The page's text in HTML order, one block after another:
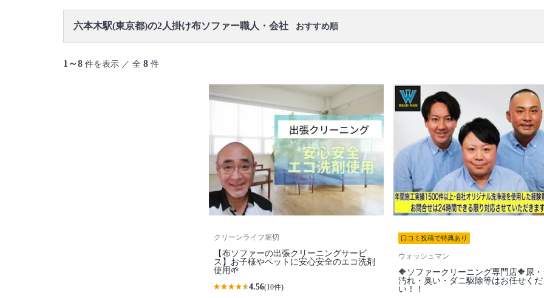
大島町
利島村 新島村 神津島村
三宅島
▼表示価格に含まれる椅子・ソファークリーニング
の作業範囲
六本木駅(東京都)の2人掛け布ソファー職人・会社 おすすめ順
1～8 件を表示 ／ 全 8 件
クリーンライフ堀切
【布ソファーの出張クリーニングサービ
ス】お子様やペットに安心安全のエコ洗剤
使用🌱
4.56(10件)
口コミ投稿で特典あり
ウォッシュマン
🔶ソファークリーニング専門店🔶尿・
汚れ・臭い・ダニ駆除等はお任せくだ
い！！